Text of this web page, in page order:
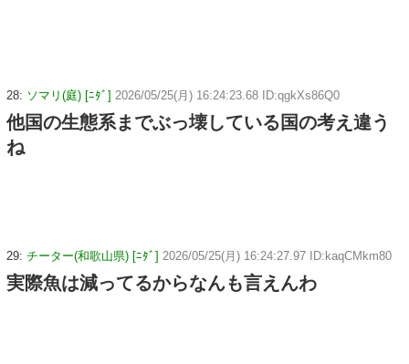
28: ソマリ(庭) [ﾆﾀﾞ] 2026/05/25(月) 16:24:23.68 ID:qgkXs86Q0
他国の生態系までぶっ壊している国の考え違う
ね
29: チーター(和歌山県) [ﾆﾀﾞ] 2026/05/25(月) 16:24:27.97 ID:kaqCMkm80
実際魚は減ってるからなんも言えんわ